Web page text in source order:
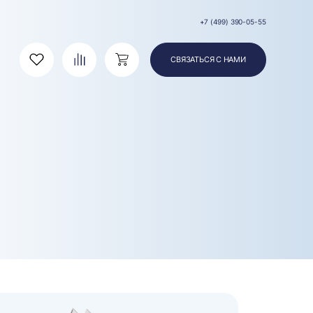
+7 (499) 390-05-55
Избранное СравнениеКорзина СВЯЗАТЬСЯ С НАМИ